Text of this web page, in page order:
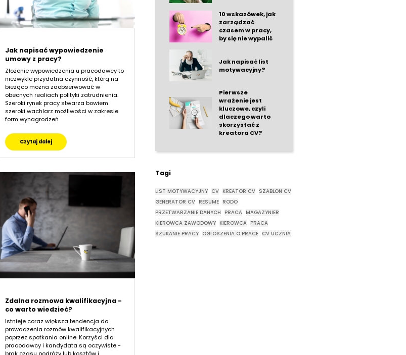
Jak napisać wypowiedzenie
umowy z pracy?
Złożenie wypowiedzenia u pracodawcy to
niezwykle przydatna czynność, którą na
bieżąco można zaobserwować w
obecnych realiach polityki zatrudnienia.
Szeroki rynek pracy stwarza bowiem
szeroki wachlarz możliwości w zakresie
form wynagrodzeń
Czytaj dalej
Zdalna rozmowa kwalifikacyjna -
co warto wiedzieć?
Istnieje coraz większa tendencja do
prowadzenia rozmów kwalifikacyjnych
poprzez spotkania online. Korzyści dla
pracodawcy i kandydata są oczywiste -
10 wskazówek, jak
zarządzać
czasem w pracy,
by się nie wypalić
Jak napisać list
motywacyjny?
Pierwsze
wrażenie jest
kluczowe, czyli
dlaczego warto
skorzystać z
kreatora CV?
Tagi
LIST MOTYWACYJNY CV KREATOR CV
SZABLON CV
GENERATOR CV
RESUME
RODO
PRZETWARZANIE DANYCH
PRACA
MAGAZYNIER
KIEROWCA ZAWODOWY
KIEROWCA
PRACA
SZUKANIE PRACY
OGLOSZENIA O PRACE CV UCZNIA